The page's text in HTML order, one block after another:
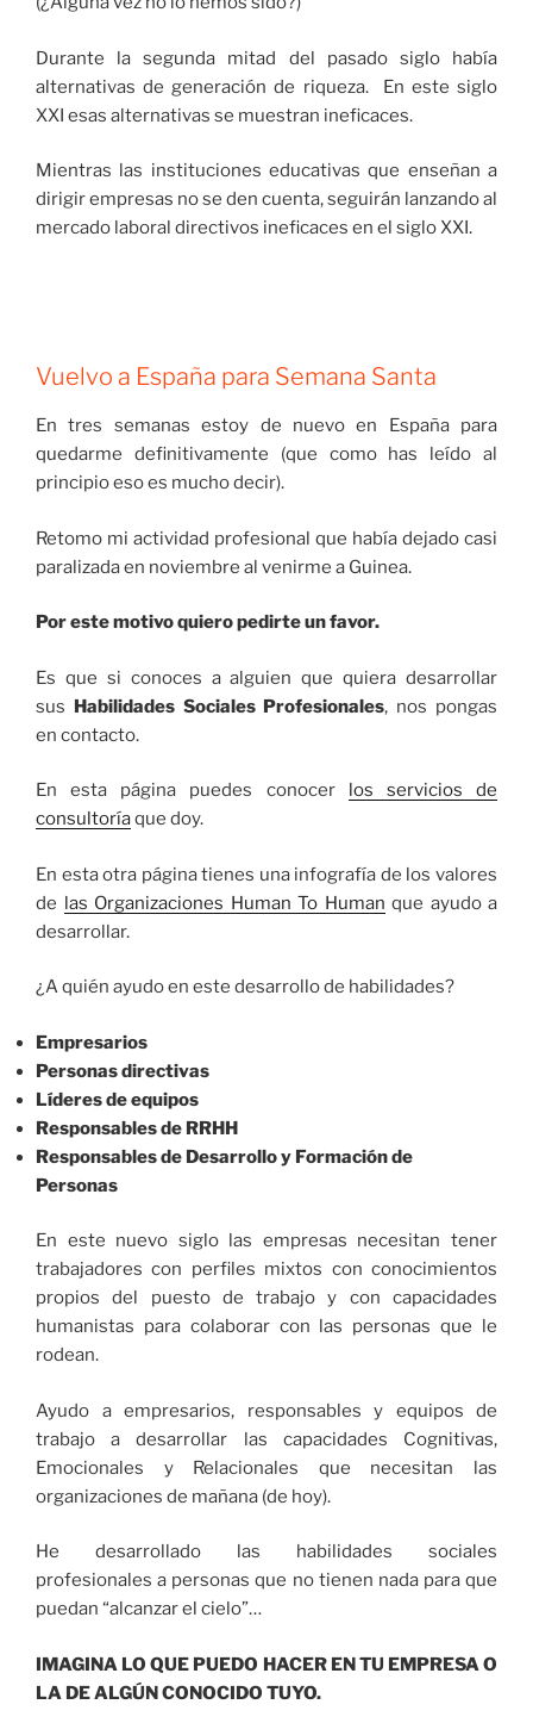
Durante la segunda mitad del pasado siglo había
alternativas de generación de riqueza. En este siglo
XXI esas alternativas se muestran ineficaces.
Mientras las instituciones educativas que enseñan a
dirigir empresas no se den cuenta, seguirán lanzando al
mercado laboral directivos ineficaces en el siglo XXI.
Vuelvo a España para Semana Santa
En tres semanas estoy de nuevo en España para
quedarme definitivamente (que como has leído al
principio eso es mucho decir).
Retomo mi actividad profesional que había dejado casi
paralizada en noviembre al venirme a Guinea.
Por este motivo quiero pedirte un favor.
Es que si conoces a alguien que quiera desarrollar
sus Habilidades Sociales Profesionales, nos pongas
en contacto.
En esta página puedes conocer los servicios de
consultoríaque doy.
En esta otra página tienes una infografía de los valores
de las Organizaciones Human To Human que ayudo a
desarrollar.
¿A quién ayudo en este desarrollo de habilidades?
Empresarios
Personas directivas
Líderes de equipos
Responsables de RRHH
Responsables de Desarrollo y Formación de
Personas
En este nuevo siglo las empresas necesitan tener
trabajadores con perfiles mixtos con conocimientos
propios del puesto de trabajo y con capacidades
humanistas para colaborar con las personas que le
rodean.
Ayudo a empresarios, responsables y equipos de
trabajo a desarrollar las capacidades Cognitivas,
Emocionales y Relacionales que necesitan las
organizaciones de mañana (de hoy).
He desarrollado las habilidades sociales
profesionales a personas que no tienen nada para que
puedan “alcanzar el cielo”…
IMAGINA LO QUE PUEDO HACER EN TU EMPRESA O
LA DE ALGÚN CONOCIDO TUYO.